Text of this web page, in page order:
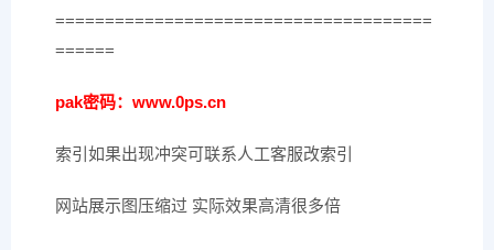
======================================
======
pak密码：www.0ps.cn
索引如果出现冲突可联系人工客服改索引
网站展示图压缩过 实际效果高清很多倍